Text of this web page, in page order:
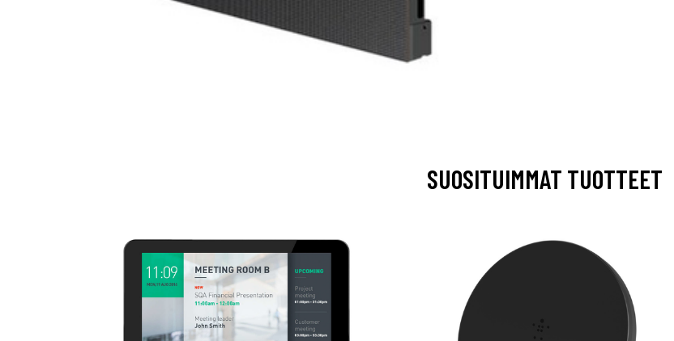
SUOSITUIMMAT TUOTTEET